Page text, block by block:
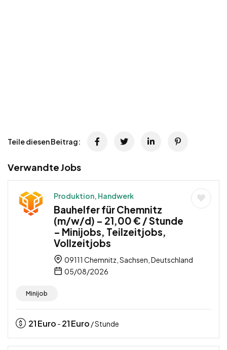
Teile diesen Beitrag:
Verwandte Jobs
Produktion, Handwerk
Bauhelfer für Chemnitz
(m/w/d) – 21,00 € / Stunde
– Minijobs, Teilzeitjobs,
Vollzeitjobs
09111 Chemnitz, Sachsen, Deutschland
05/08/2026
Minijob
21Euro - 21Euro / Stunde